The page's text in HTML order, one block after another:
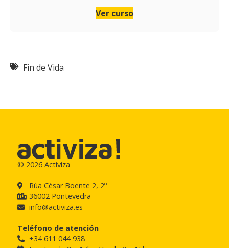
Ver curso
Fin de Vida
© 2026 Activiza
Rúa César Boente 2, 2º
36002 Pontevedra
info@activiza.es
Teléfono de atención
+34 611 044 938